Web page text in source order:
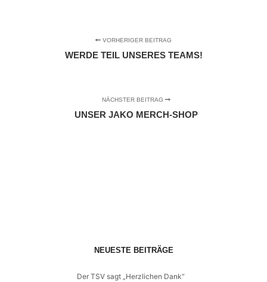
VORHERIGER BEITRAG
WERDE TEIL UNSERES TEAMS!
NÄCHSTER BEITRAG
UNSER JAKO MERCH-SHOP
NEUESTE BEITRÄGE
Der TSV sagt „Herzlichen Dank“